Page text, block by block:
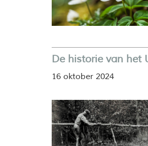
De historie van het
16 oktober 2024